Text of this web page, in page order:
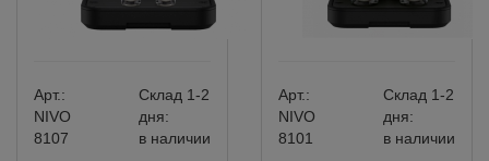
Арт.:
NIVO
8107
Склад 1-2
дня:
в наличии
Арт.:
NIVO
8101
Склад 1-2
дня:
в наличии